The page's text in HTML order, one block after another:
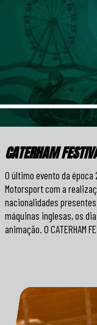
CATERHAM
O último evento da
Motorsport com a
nacionalidades
máquinas inglesas, os
animação. O CATERHAM